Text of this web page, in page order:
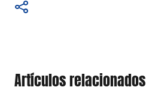
Artículos relacionados